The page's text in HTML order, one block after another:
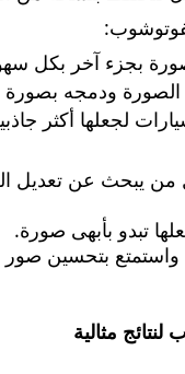
بجزء آخر بكل
ودمجه
لجعلها أكثر
من يبحث عن
تبدو بأبهى صورة.
واستمتع بتحسين
مثالية